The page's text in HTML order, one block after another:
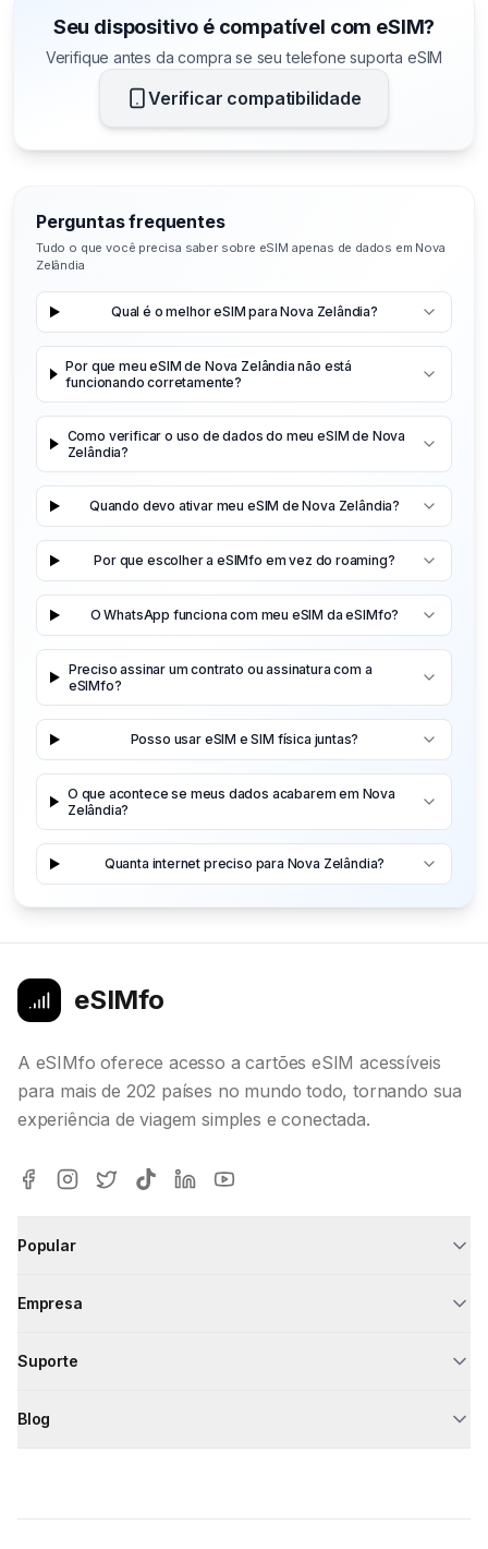
Seu dispositivo é compatível com eSIM?
Verifique antes da compra se seu telefone suporta eSIM
Verificar compatibilidade
Perguntas frequentes
Tudo o que você precisa saber sobre eSIM apenas de dados em Nova
Zelândia
Qual é o melhor eSIM para Nova Zelândia?
Por que meu eSIM de Nova Zelândia não está
funcionando corretamente?
Como verificar o uso de dados do meu eSIM de Nova
Zelândia?
Quando devo ativar meu eSIM de Nova Zelândia?
Por que escolher a eSIMfo em vez do roaming?
O WhatsApp funciona com meu eSIM da eSIMfo?
Preciso assinar um contrato ou assinatura com a
eSIMfo?
Posso usar eSIM e SIM física juntas?
O que acontece se meus dados acabarem em Nova
Zelândia?
Quanta internet preciso para Nova Zelândia?
eSIMfo
A eSIMfo oferece acesso a cartões eSIM acessíveis
para mais de 202 países no mundo todo, tornando sua
experiência de viagem simples e conectada.
Popular
Empresa
Suporte
Blog